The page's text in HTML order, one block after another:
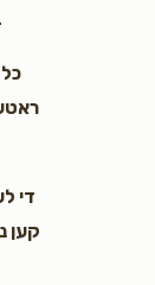
די
קען